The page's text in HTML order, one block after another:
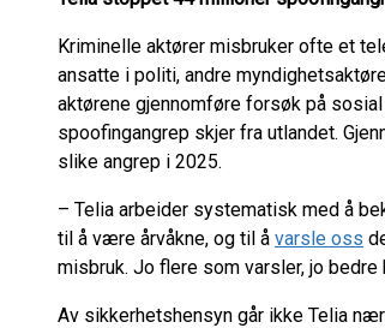
Kriminelle aktører misbruker ofte et
ansatte i politi, andre
aktørene gjennomføre forsøk på
spoofingangrep skjer fra utlandet.
slike angrep i 2025.
– Telia arbeider systematisk med å
til å være årvåkne, og til å varsle oss
misbruk. Jo flere som varsler, jo
Av sikkerhetshensyn går ikke Telia